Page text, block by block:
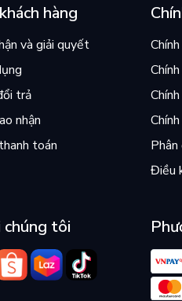
hàng
và giải quyết
trả
nhận
toán
Điều
chúng tôi